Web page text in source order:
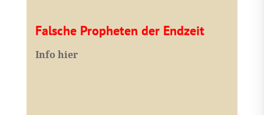
Falsche Propheten der Endzeit
Info hier